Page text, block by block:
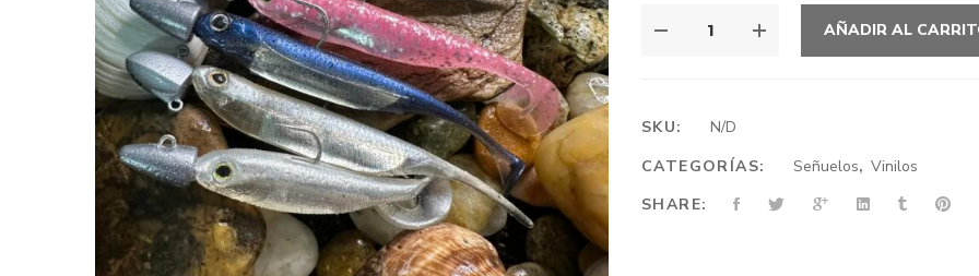
J
CANTIDAD
AÑADIR AL
SKU:
N/D
CATEGORÍAS:
Señuelos, Vinilos
SHARE: